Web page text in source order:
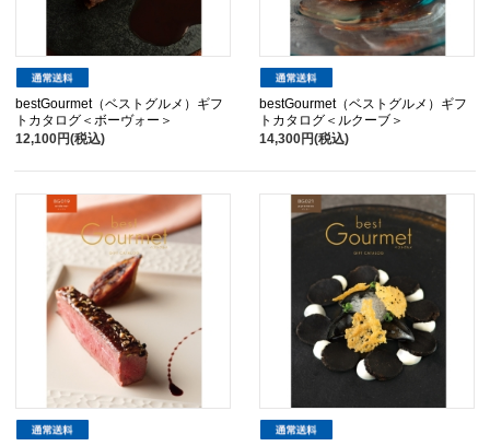
bestGourmet（ベストグルメ）ギフ
トカタログ＜ボーヴォー＞
12,100円(税込)
bestGourmet（ベストグルメ）ギフ
トカタログ＜ルクーブ＞
14,300円(税込)